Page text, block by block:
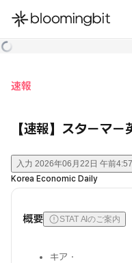
한국어
速報
【速報】スターマ
入力 2026年06月22日 午前4:57
Korea Economic Daily
概要 STAT AIのご案内
キア・